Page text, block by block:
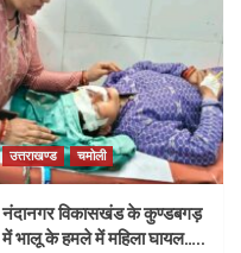
उत्तराखण्ड चमोली
नंदानगर विकासखंड के कुण्डबगड़
में भालू के हमले में महिला घायल…..